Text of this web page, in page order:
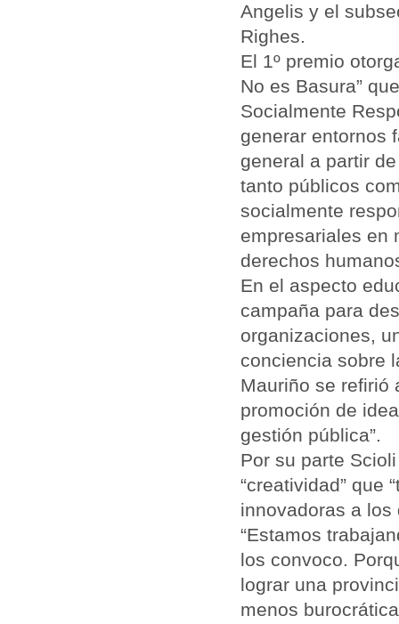
Angelis y el
Righes.
El 1º premio
No es Basura”
Socialmente
generar entornos
general a partir
tanto públicos
socialmente
empresariales en
derechos
En el aspecto
campaña para
organizaciones,
conciencia sobre
Mauriño se refirió
promoción de
gestión pública”.
Por su parte
“creatividad” que
innovadoras a los
“Estamos
los convoco.
lograr una
menos